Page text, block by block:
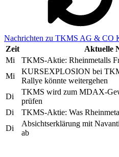
Nachrichten zu TKMS AG & CO
Zeit
Aktuelle
Mi
TKMS-Aktie: Rheinmetalls
Mi
KURSEXPLOSION bei
Rallye könnte weitergehen
Di
TKMS wird zum MDAX-
prüfen
Di
TKMS-Aktie: Was
Di
Absichtserklärung mit
ab